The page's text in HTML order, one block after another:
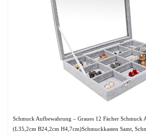
Schmuck Aufbewahrung – Graues 12 Fächer Schmuck
(L35,2cm B24,2cm H4,7cm)Schmuckkasten Samt,